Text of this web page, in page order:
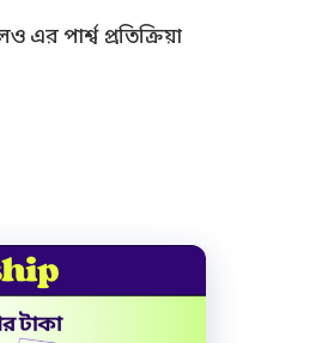
পার্শ্ব প্রতিক্রিয়া